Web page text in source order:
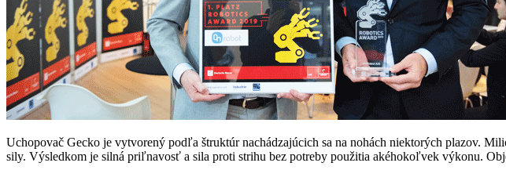
Uchopovač Gecko je vytvorený podľa štruktúr nachádzajúcich sa na nohách niektorých plazov.
sily. Výsledkom je silná priľnavosť a sila proti strihu bez potreby použitia akéhokoľvek výkonu.